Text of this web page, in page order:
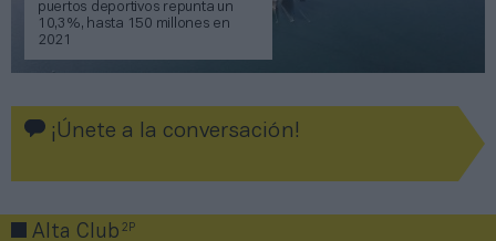
puertos deportivos repunta un
10,3%, hasta 150 millones en
2021
¡Únete a la conversación!
Alta Club2P